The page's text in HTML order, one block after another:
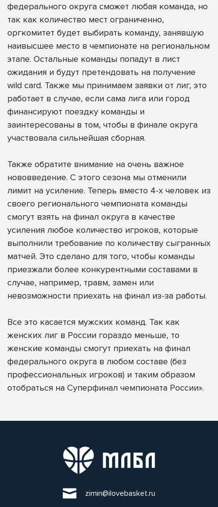
федерального округа сможет любая команда, но
так как количество мест ограниченно,
оргкомитет будет выбирать команду, занявшую
наивысшее место в чемпионате на региональном
этапе. Остальные команды попадут в лист
ожидания и будут претендовать на получение
wild card. Также мы принимаем заявки от лиг, это
работает в случае, если сама лига или город
финансируют поездку команды и
заинтересованы в том, чтобы в финале округа
участвовала сильнейшая сборная.
Также обратите внимание на очень важное
нововведение. С этого сезона мы отменили
лимит на усиление. Теперь вместо 4-х человек из
своего регионального чемпионата команды
смогут взять на финал округа в качестве
усиления любое количество игроков, которые
выполнили требование по количеству сыгранных
матчей. Это сделано для того, чтобы команды
приезжали более конкурентными составами в
случае, например, травм, замен или
невозможности приехать на финал из-за работы.
Все это касается мужских команд. Так как
женских лиг в России гораздо меньше, то
женские команды смогут приехать на финал
федерального округа в любом составе (без
профессиональных игроков) и таким образом
отобраться на Суперфинал чемпионата России».
zimin@ilovebasket.ru